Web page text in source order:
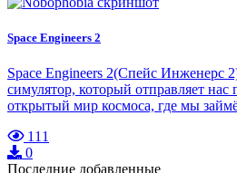
Space Engineers 2
Space Engineers 2(Спейс Инженерс
симулятор, который отправляет нас
открытый мир космоса, где мы
111
0
Последние добавленные